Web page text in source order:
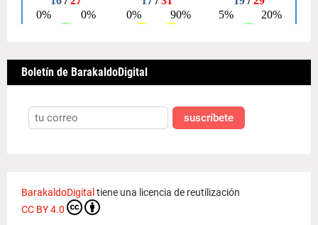
Boletín de BarakaldoDigital
suscríbete
BarakaldoDigital tiene una licencia de reutilización
CC BY 4.0